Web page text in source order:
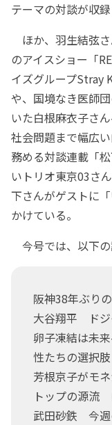
テーマの対談が収録
ほか、羽生結弦
のアイスショー「
イズグループStray
や、国境なき医師
いた白根麻衣子さ
社会問題まで幅広
務める対談連載「
いトリオ東京03さ
下さんがゲストに
かけている。
今号では、以下の
阪神38年ぶり
大谷翔平 ドジ
卵子凍結は未
性たちの選択肢
芳根京子がモ
トップの源流
武田砂鉄 今週